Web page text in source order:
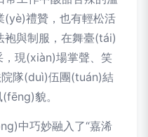
(yè)禮贊，也有輕松活
袍與制服，在舞臺(tái)
，現(xiàn)場掌聲、笑
隊(duì)伍團(tuán)結
貌。
中巧妙融入了“嘉浠